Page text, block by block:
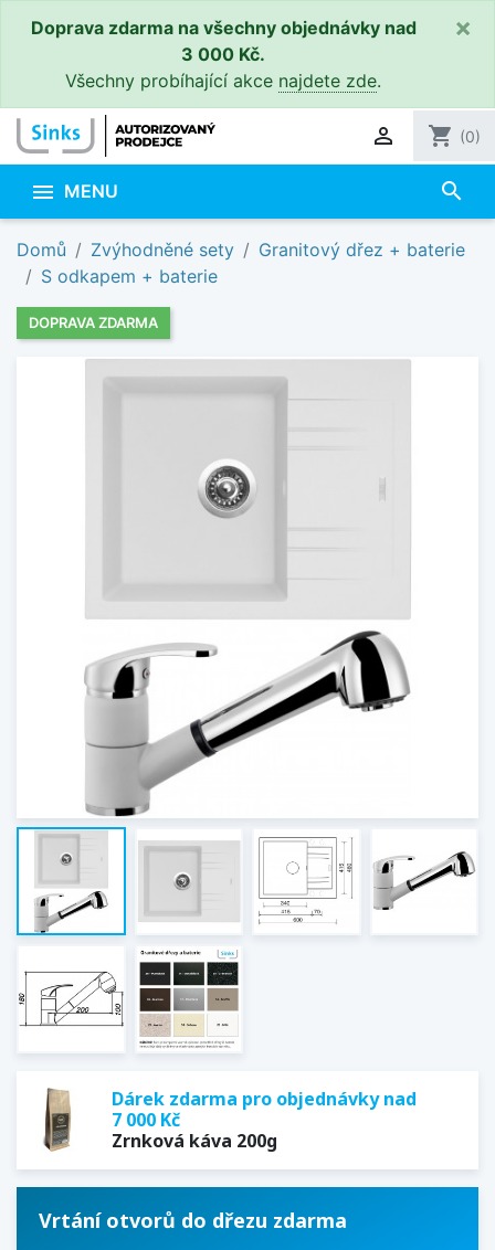
Doprava zdarma na všechny objednávky nad
3 000 Kč.
Všechny probíhající akce najdete zde.
×
 shopping_cart (0)
 MENU search
Domů Zvýhodněné sety
Granitový dřez + baterie
S odkapem + baterie
DOPRAVA ZDARMA
Dárek zdarma pro objednávky nad
7 000 Kč
Zrnková káva 200g
Vrtání otvorů do dřezu zdarma